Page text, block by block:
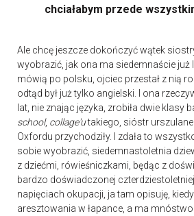
chciałabym przede
Ale chcę jeszcze dokończyć wątek
wyobrazić, jak ona ma siedemnaście już
mówią po polsku, ojciec przestał z nią
odtąd był już tylko angielski. I ona
lat, nie znając języka, zrobiła dwie klasy
school, collage'utakiego, sióstr
Oxfordu przychodziły. I zdała to
sobie wyobrazić, siedemnastoletnia
z dziećmi, rówieśniczkami, będąc z
bardzo doświadczonej
napięciach okupacji, ja tam opisuję,
aresztowania w łapance, a ma